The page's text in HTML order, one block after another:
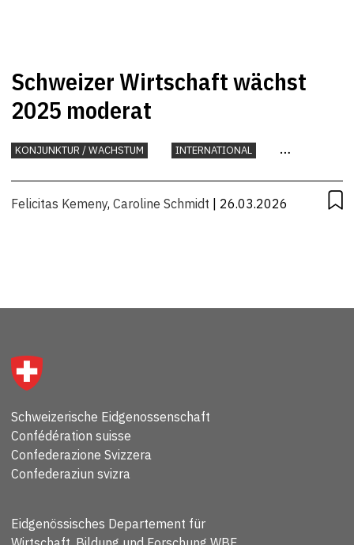
Schweizer Wirtschaft wächst
2025 moderat
KONJUNKTUR / WACHSTUM
INTERNATIONAL
Felicitas Kemeny, Caroline Schmidt | 26.03.2026
Schweizerische Eidgenossenschaft
Confédération suisse
Confederazione Svizzera
Confederaziun svizra
Eidgenössisches Departement für